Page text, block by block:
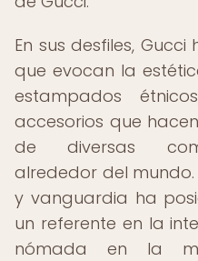
En sus desfiles,
que evocan la
estampados
accesorios que
de diversas
alrededor del
y vanguardia ha
un referente en la
nómada en la